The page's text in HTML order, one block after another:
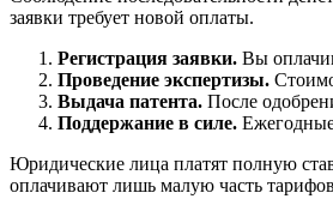
заявки требует новой оплаты.
Регистрация заявки. Вы
Проведение экспертизы.
Выдача патента. После
Поддержание в силе.
Юридические лица платят полную
оплачивают лишь малую часть